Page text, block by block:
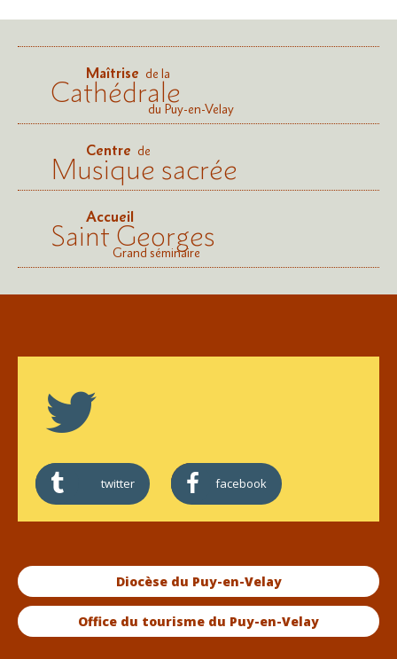
Maîtrise de la
Cathédraledu Puy-en-Velay
Centre de
Musique sacrée
Accueil
Saint Georges
Grand séminaire
twitter facebook
Diocèse du Puy-en-Velay
Office du tourisme du Puy-en-Velay